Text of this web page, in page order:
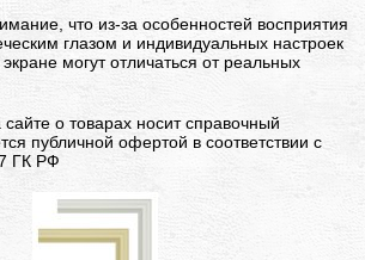
что из-за особенностей восприятия
глазом и индивидуальных настроек
могут отличаться от реальных
о товарах носит справочный
публичной офертой в соответствии с
ГК РФ